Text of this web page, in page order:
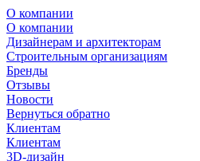
О компании
О компании
Дизайнерам и архитекторам
Строительным организациям
Бренды
Отзывы
Новости
Вернуться обратно
Клиентам
Клиентам
3D-дизайн